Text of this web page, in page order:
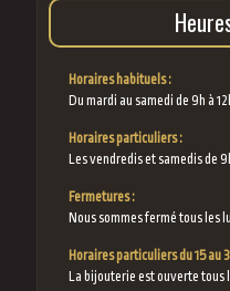
Horaires habituels :
Du mardi au samedi de 9h à
Horaires particuliers :
Les vendredis et samedis de
Fermetures :
Nous sommes fermé tous les
Horaires particuliers du 15 au
La bijouterie est ouverte tous